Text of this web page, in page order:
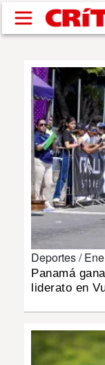
Pasar al
SUCESOS
NACIONAL
POLÍTICA
SHOW
DEPORTES
INSÓLITAS
Deportes /
Panamá
liderato en